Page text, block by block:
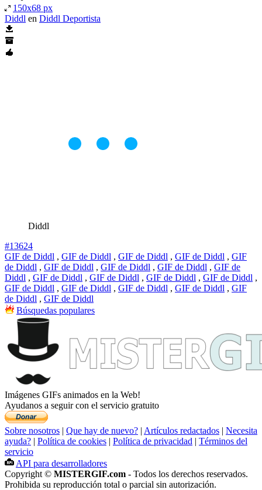
150x68 px
Diddl en Diddl Deportista
Diddl
#13624
GIF de Diddl , GIF de Diddl , GIF de Diddl , GIF de Diddl , GIF
de Diddl , GIF de Diddl , GIF de Diddl , GIF de Diddl , GIF de
Diddl , GIF de Diddl , GIF de Diddl , GIF de Diddl , GIF de Diddl ,
GIF de Diddl , GIF de Diddl , GIF de Diddl , GIF de Diddl , GIF
de Diddl , GIF de Diddl
Búsquedas populares
Imágenes GIFs animados en la Web!
Ayudanos a seguir con el servicio gratuito
Sobre nosotros | Que hay de nuevo? | Artículos redactados | Necesita
ayuda? | Política de cookies | Política de privacidad | Términos del
servicio
API para desarrolladores
Copyright © MISTERGIF.com - Todos los derechos reservados.
Prohibida su reproducción total o parcial sin autorización.